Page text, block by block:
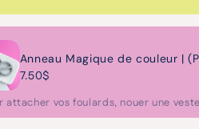
Anneau Magique de couleur |
7.50$
attacher vos foulards, nouer une